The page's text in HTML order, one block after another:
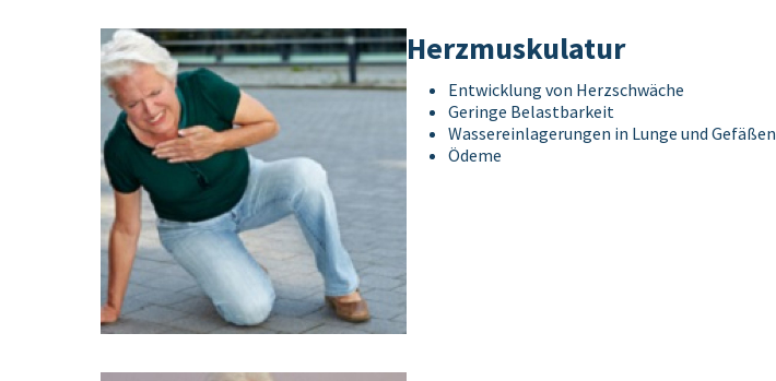
Herzmuskulatur
Entwicklung von Herzschwäche
Geringe Belastbarkeit
Wassereinlagerungen in Lunge und Gefäßen
Ödeme